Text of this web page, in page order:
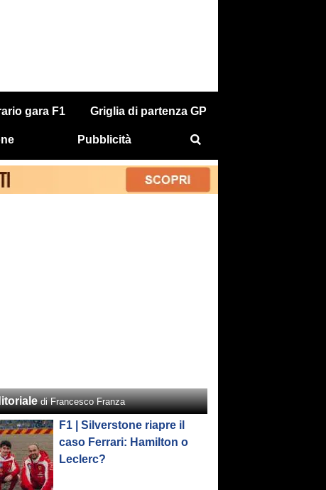
gara F1 Griglia di partenza GP
Pubblicità
di Francesco Franza
F1 | Silverstone riapre il
caso Ferrari: Hamilton o
Leclerc?